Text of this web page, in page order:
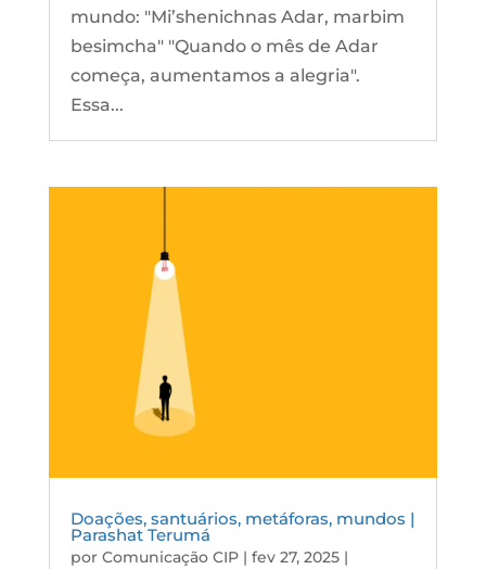
mundo: "Mi’shenichnas Adar, marbim
besimcha" "Quando o mês de Adar
começa, aumentamos a alegria".
Essa...
Doações, santuários, metáforas, mundos |
Parashat Terumá
por Comunicação CIP| fev 27, 2025|